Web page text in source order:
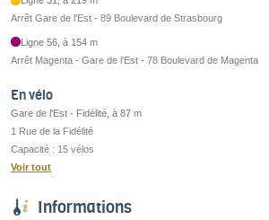
Arrêt Gare de l'Est - 89 Boulevard de Strasbourg
Ligne 56, à 154 m
Arrêt Magenta - Gare de l'Est - 78 Boulevard de Magenta
En vélo
Gare de l'Est - Fidélité, à 87 m
1 Rue de la Fidélité
Capacité : 15 vélos
Voir tout
Informations